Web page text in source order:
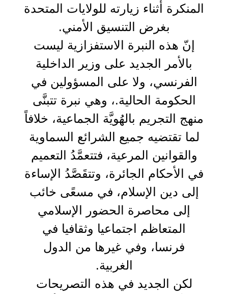
المنكرة أثناء زيارته للولايات المتحدة
بغرض التنسيق الأمني.
إنّ هذه النبرة الاستفزازية ليست
بالأمر الجديد على وزير الداخلية
الفرنسي، ولا على المسؤولين في
الحكومة الحالية.، وهي نبرة تتبنَّى
منهج التجريم بالهُويَّة الجماعية، خلافاً
لما تقتضيه جميع الشرائع السماوية
والقوانين المرعية، فتتعمَّدُ التعميم
في الأحكام الجائرة، وتتقَصَّدُ الإساءة
إلى دين الإسلام، في مسعًى خائب
إلى محاصرة الحضور الإسلامي
المتعاظم اجتماعيا وثقافيا في
فرنسا، وفي غيرها من الدول
الغربية.
لكن الجديد في هذه التصريحات